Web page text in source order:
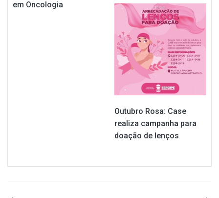
em Oncologia
Outubro Rosa: Case
realiza campanha para
doação de lenços